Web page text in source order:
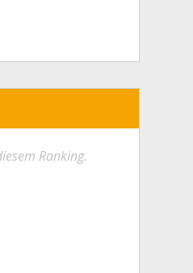
Ranking.